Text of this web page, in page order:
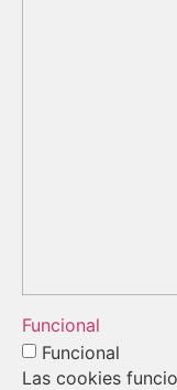
Funcional
Funcional
Las cookies